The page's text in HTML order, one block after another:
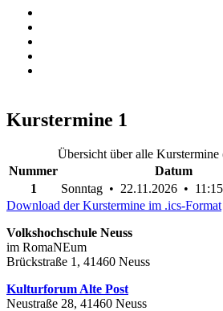
Kurstermine 1
Übersicht über alle
Nummer
Datum
1
Sonntag • 22.11.2026 •
Download der Kurstermine im .ics-Format
Volkshochschule Neuss
im RomaNEum
Brückstraße 1, 41460 Neuss
Kulturforum Alte Post
Neustraße 28, 41460 Neuss